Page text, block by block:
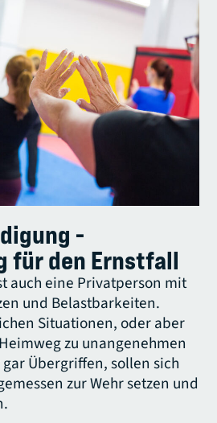
-
für den Ernstfall
auch eine Privatperson mit
und Belastbarkeiten.
Situationen, oder aber
zu unangenehmen
Übergriffen, sollen sich
zur Wehr setzen und